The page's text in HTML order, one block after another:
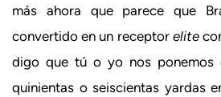
más ahora que parece que
convertido en un receptor elite
digo que tú o yo nos ponemos
quinientas o seiscientas yardas